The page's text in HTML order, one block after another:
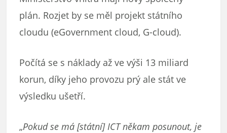
plán. Rozjet by se měl projekt státního
cloudu (eGovernment cloud, G-cloud).
Počítá se s náklady až ve výši 13 miliard
korun, díky jeho provozu prý ale stát ve
výsledku ušetří.
„Pokud se má [státní] ICT někam posunout, je